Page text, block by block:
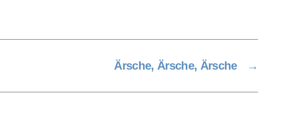
→
Ärsche, Ärsche, Ärsche